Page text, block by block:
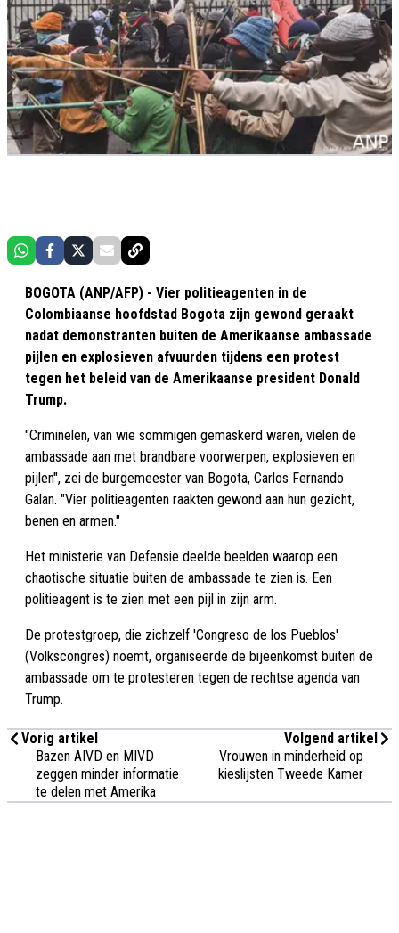
BOGOTA (ANP/AFP) - Vier politieagenten in de
Colombiaanse hoofdstad Bogota zijn gewond geraakt
nadat demonstranten buiten de Amerikaanse ambassade
pijlen en explosieven afvuurden tijdens een protest
tegen het beleid van de Amerikaanse president Donald
Trump.
"Criminelen, van wie sommigen gemaskerd waren, vielen de
ambassade aan met brandbare voorwerpen, explosieven en
pijlen", zei de burgemeester van Bogota, Carlos Fernando
Galan. "Vier politieagenten raakten gewond aan hun gezicht,
benen en armen."
Het ministerie van Defensie deelde beelden waarop een
chaotische situatie buiten de ambassade te zien is. Een
politieagent is te zien met een pijl in zijn arm.
De protestgroep, die zichzelf 'Congreso de los Pueblos'
(Volkscongres) noemt, organiseerde de bijeenkomst buiten de
ambassade om te protesteren tegen de rechtse agenda van
Trump.
Vorig artikel
Bazen AIVD en MIVD
zeggen minder informatie
te delen met Amerika
Volgend artikel
Vrouwen in minderheid op
kieslijsten Tweede Kamer